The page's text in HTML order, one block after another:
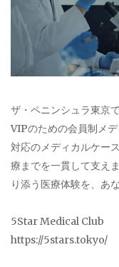
ザ・ペニンシュラ東京
VIPのための会員制メ
対応のメディカルケー
療までを一貫して支え
り添う医療体験を、あ
5Star Medical Club
https://5stars.tokyo/